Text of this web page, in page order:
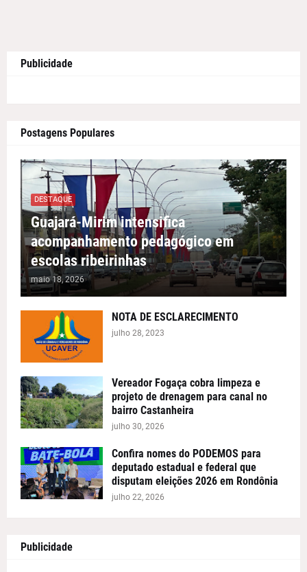
Publicidade
Postagens Populares
DESTAQUE
Guajará-Mirim intensifica
acompanhamento pedagógico em
escolas ribeirinhas
maio 18, 2026
NOTA DE ESCLARECIMENTO
julho 28, 2023
Vereador Fogaça cobra limpeza e
projeto de drenagem para canal no
bairro Castanheira
julho 30, 2026
Confira nomes do PODEMOS para
deputado estadual e federal que
disputam eleições 2026 em Rondônia
julho 22, 2026
Publicidade